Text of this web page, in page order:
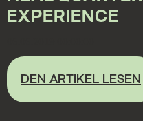
EXPERIENCE
DEN ARTIKEL LESEN